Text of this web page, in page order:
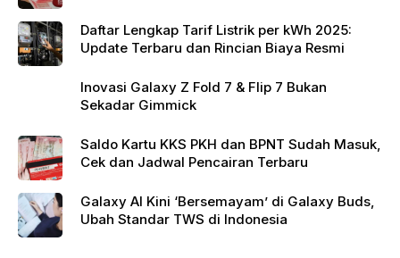
Daftar Lengkap Tarif Listrik per kWh 2025:
Update Terbaru dan Rincian Biaya Resmi
Inovasi Galaxy Z Fold 7 & Flip 7 Bukan
Sekadar Gimmick
Saldo Kartu KKS PKH dan BPNT Sudah Masuk,
Cek dan Jadwal Pencairan Terbaru
Galaxy AI Kini ‘Bersemayam’ di Galaxy Buds,
Ubah Standar TWS di Indonesia